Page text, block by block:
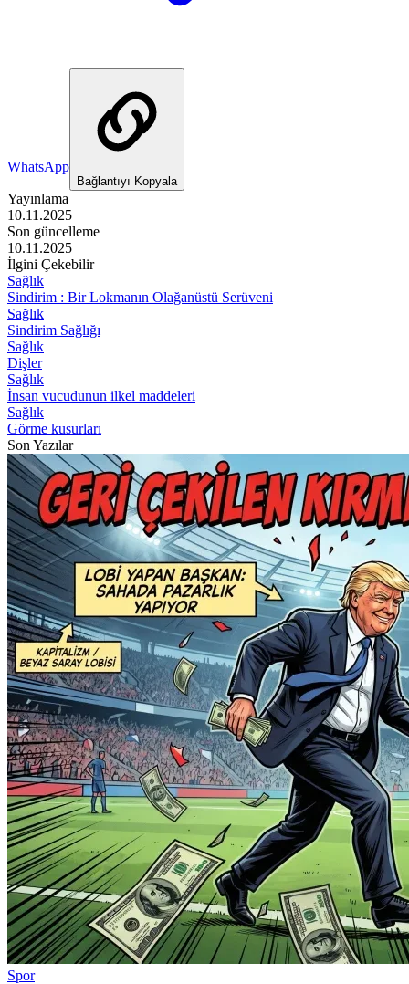
WhatsApp
Bağlantıyı Kopyala
Yayınlama
10.11.2025
Son güncelleme
10.11.2025
İlgini Çekebilir
Sağlık
Sindirim : Bir Lokmanın Olağanüstü Serüveni
Sağlık
Sindirim Sağlığı
Sağlık
Dişler
Sağlık
İnsan vucudunun ilkel maddeleri
Sağlık
Görme kusurları
Son Yazılar
Spor